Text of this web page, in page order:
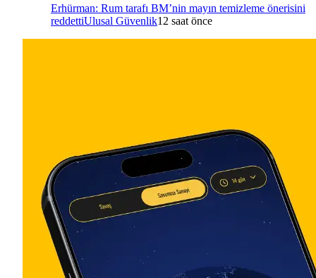
Erhürman: Rum tarafı BM’nin mayın temizleme önerisini
reddettiUlusal Güvenlik12 saat önce